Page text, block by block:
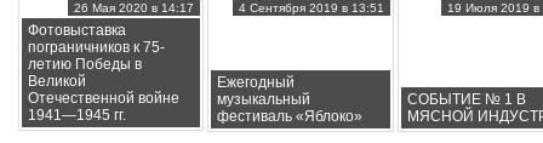
Фотовыставка
пограничников к 75-
летию Победы в
Великой
Отечественной войне
1941—1945 гг.
26 Мая 2020 в 14:17
Ежегодный
музыкальный
фестиваль «Яблоко»
4 Сентября 2019 в 13:51
СОБЫТИЕ № 1 В
МЯСНОЙ
19 Июля 2019 в